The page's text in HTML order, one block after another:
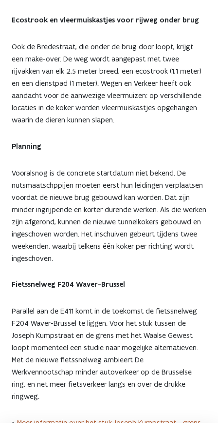
Ecostrook en vleermuiskastjes voor rijweg onder brug
Ook de Bredestraat, die onder de brug door loopt, krijgt
een make-over. De weg wordt aangepast met twee
rijvakken van elk 2,5 meter breed, een ecostrook (1,1 meter)
en een dienstpad (1 meter). Wegen en Verkeer heeft ook
aandacht voor de aanwezige vleermuizen: op verschillende
locaties in de koker worden vleermuiskastjes opgehangen
waarin de dieren kunnen slapen.
Planning
Vooralsnog is de concrete startdatum niet bekend. De
nutsmaatschppijen moeten eerst hun leidingen verplaatsen
voordat de nieuwe brug gebouwd kan worden. Dat zijn
minder ingrijpende en korter durende werken. Als die werken
zijn afgerond, kunnen de nieuwe tunnelkokers gebouwd en
ingeschoven worden. Het inschuiven gebeurt tijdens twee
weekenden, waarbij telkens één koker per richting wordt
ingeschoven.
Fietssnelweg F204 Waver-Brussel
Parallel aan de E411 komt in de toekomst de fietssnelweg
F204 Waver-Brussel te liggen. Voor het stuk tussen de
Joseph Kumpstraat en de grens met het Waalse Gewest
loopt momenteel een studie naar mogelijke alternatieven.
Met de nieuwe fietssnelweg ambieert De
Werkvennootschap minder autoverkeer op de Brusselse
ring, en net meer fietsverkeer langs en over de drukke
ringweg.
> Meer informatie over het stuk Joseph Kumpstraat - grens